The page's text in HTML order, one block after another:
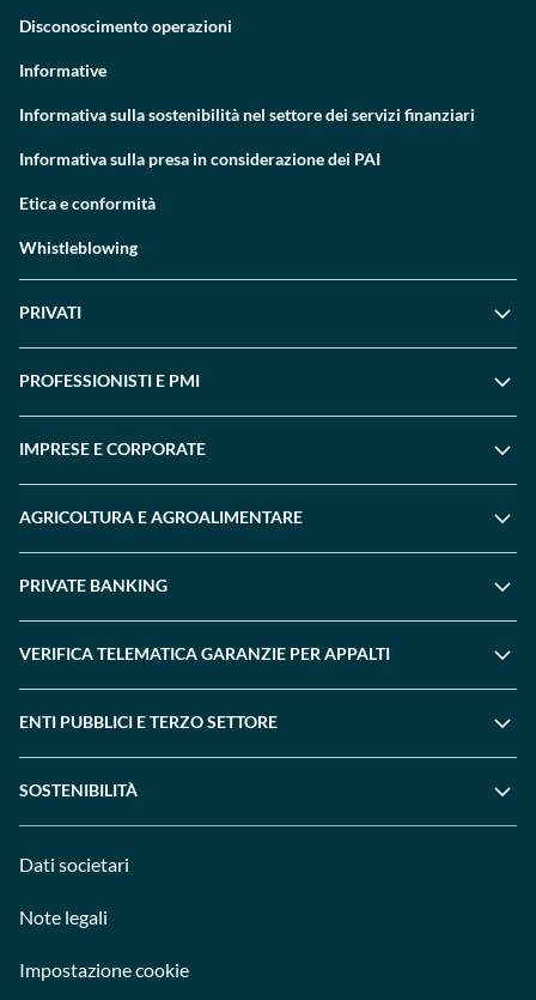
Disconoscimento operazioni
Informative
Informativa sulla sostenibilità nel settore dei servizi finanziari
Informativa sulla presa in considerazione dei PAI
Etica e conformità
Whistleblowing
PRIVATI
PROFESSIONISTI E PMI
IMPRESE E CORPORATE
AGRICOLTURA E AGROALIMENTARE
PRIVATE BANKING
VERIFICA TELEMATICA GARANZIE PER APPALTI
ENTI PUBBLICI E TERZO SETTORE
SOSTENIBILITÀ
Dati societari
Note legali
Impostazione cookie